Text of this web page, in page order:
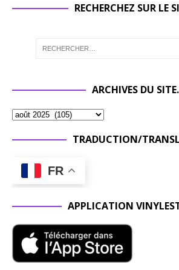
RECHERCHEZ SUR LE
ARCHIVES DU SITE.
TRADUCTION/
FR
APPLICATION